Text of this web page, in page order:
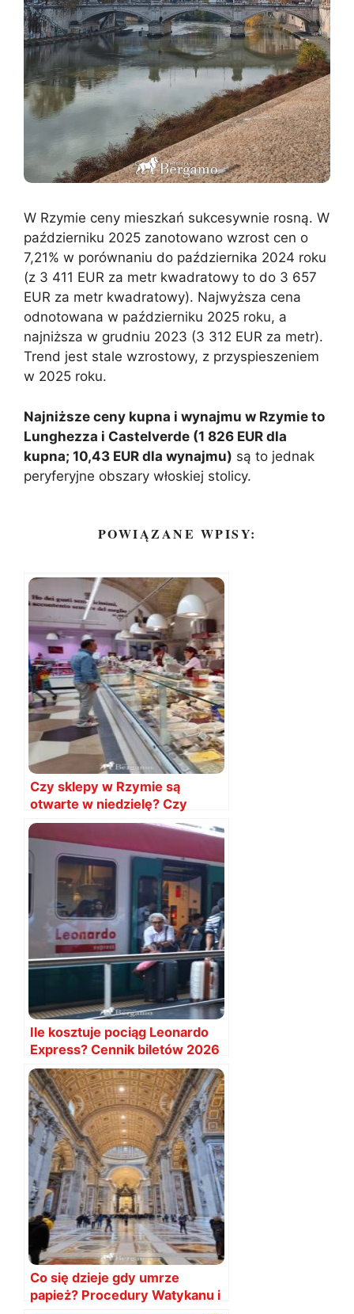
W Rzymie ceny mieszkań sukcesywnie rosną. W
październiku 2025 zanotowano wzrost cen o
7,21% w porównaniu do października 2024 roku
(z 3 411 EUR za metr kwadratowy to do 3 657
EUR za metr kwadratowy). Najwyższa cena
odnotowana w październiku 2025 roku, a
najniższa w grudniu 2023 (3 312 EUR za metr).
Trend jest stale wzrostowy, z przyspieszeniem
w 2025 roku.
Najniższe ceny kupna i wynajmu w Rzymie to
Lunghezza i Castelverde (1 826 EUR dla
kupna; 10,43 EUR dla wynajmu) są to jednak
peryferyjne obszary włoskiej stolicy.
POWIĄZANE WPISY:
Czy sklepy w Rzymie są
otwarte w niedzielę? Czy
zamknięte?
Ile kosztuje pociąg Leonardo
Express? Cennik biletów 2026
Co się dzieje gdy umrze
papież? Procedury Watykanu i